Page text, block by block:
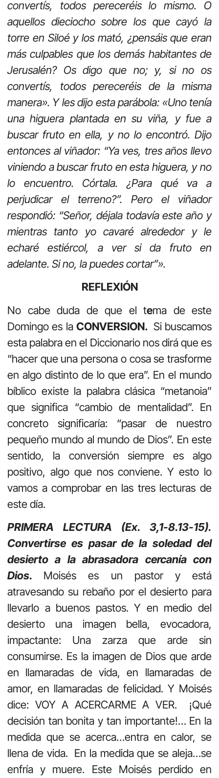
convertís, todos pereceréis lo mismo. O
aquellos dieciocho sobre los que cayó la
torre en Siloé y los mató, ¿pensáis que eran
más culpables que los demás habitantes de
Jerusalén? Os digo que no; y, si no os
convertís, todos pereceréis de la misma
manera». Y les dijo esta parábola: «Uno tenía
una higuera plantada en su viña, y fue a
buscar fruto en ella, y no lo encontró. Dijo
entonces al viñador: “Ya ves, tres años llevo
viniendo a buscar fruto en esta higuera, y no
lo encuentro. Córtala. ¿Para qué va a
perjudicar el terreno?”. Pero el viñador
respondió: “Señor, déjala todavía este año y
mientras tanto yo cavaré alrededor y le
echaré estiércol, a ver si da fruto en
adelante. Si no, la puedes cortar”».
REFLEXIÓN
No cabe duda de que el tema de este
Domingo es la CONVERSION. Si buscamos
esta palabra en el Diccionario nos dirá que es
“hacer que una persona o cosa se trasforme
en algo distinto de lo que era”. En el mundo
bíblico existe la palabra clásica “metanoia”
que significa “cambio de mentalidad”. En
concreto significaría: “pasar de nuestro
pequeño mundo al mundo de Dios”. En este
sentido, la conversión siempre es algo
positivo, algo que nos conviene. Y esto lo
vamos a comprobar en las tres lecturas de
este día.
PRIMERA LECTURA (Ex. 3,1-8.13-15).
Convertirse es pasar de la soledad del
desierto a la abrasadora cercanía con
Dios. Moisés es un pastor y está
atravesando su rebaño por el desierto para
llevarlo a buenos pastos. Y en medio del
desierto una imagen bella, evocadora,
impactante: Una zarza que arde sin
consumirse. Es la imagen de Dios que arde
en llamaradas de vida, en llamaradas de
amor, en llamaradas de felicidad. Y Moisés
dice: VOY A ACERCARME A VER. ¡Qué
decisión tan bonita y tan importante!… En la
medida que se acerca…entra en calor, se
llena de vida. En la medida que se aleja…se
enfría y muere. Este Moisés perdido en